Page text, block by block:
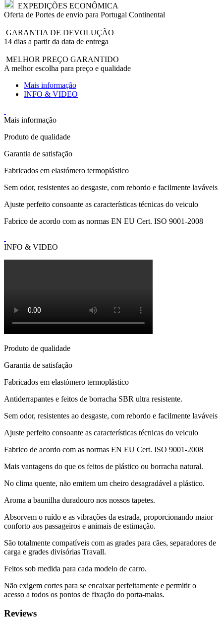
EXPEDIÇÕES ECONÔMICA
Oferta de Portes de envio para Portugal Continental
GARANTIA DE DEVOLUÇÃO
14 dias a partir da data de entrega
MELHOR PREÇO GARANTIDO
A melhor escolha para preço e qualidade
Mais informação
INFO & VIDEO
Mais informação
Produto de qualidade
Garantia de satisfação
Fabricados em elastómero termoplástico
Sem odor, resistentes ao desgaste, com rebordo e facilmente laváveis
Ajuste perfeito consoante as características técnicas do veiculo
Fabrico de acordo com as normas EN EU Cert. ISO 9001-2008
INFO & VIDEO
Produto de qualidade
Garantia de satisfação
Fabricados em elastómero termoplástico
Antiderrapantes e feitos de borracha SBR ultra resistente.
Sem odor, resistentes ao desgaste, com rebordo e facilmente laváveis
Ajuste perfeito consoante as características técnicas do veiculo
Fabrico de acordo com as normas EN EU Cert. ISO 9001-2008
Mais vantagens do que os feitos de plástico ou borracha natural.
No clima quente, não emitem um cheiro desagradável a plástico.
Aroma a baunilha duradouro nos nossos tapetes.
Absorvem o ruído e as vibrações da estrada, proporcionando maior
conforto aos passageiros e animais de estimação.
São totalmente compatíveis com as grades para cães, separadores de
carga e grades divisórias Travall.
Feitos sob medida para cada modelo de carro.
Não exigem cortes para se encaixar perfeitamente e permitir o
acesso a todos os pontos de fixação do porta-malas.
Reviews